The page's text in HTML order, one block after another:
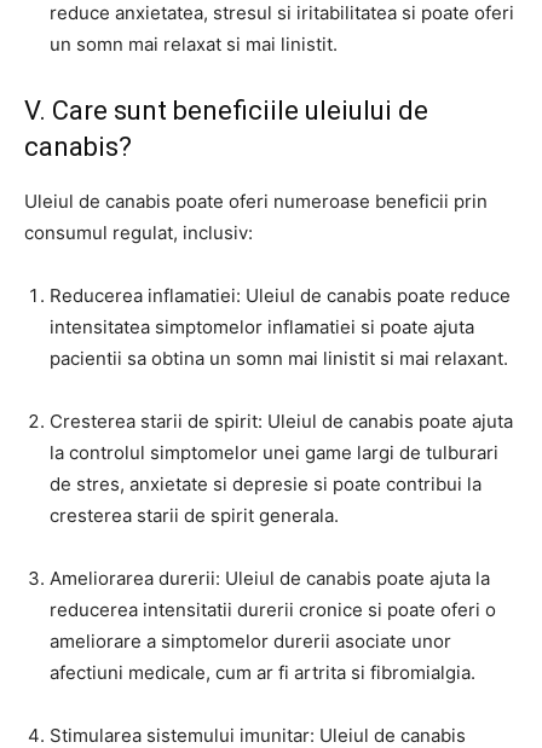
reduce anxietatea, stresul si iritabilitatea si poate oferi
un somn mai relaxat si mai linistit.
V. Care sunt beneficiile uleiului de
canabis?
Uleiul de canabis poate oferi numeroase beneficii prin
consumul regulat, inclusiv:
Reducerea inflamatiei: Uleiul de canabis poate reduce
intensitatea simptomelor inflamatiei si poate ajuta
pacientii sa obtina un somn mai linistit si mai relaxant.
Cresterea starii de spirit: Uleiul de canabis poate ajuta
la controlul simptomelor unei game largi de tulburari
de stres, anxietate si depresie si poate contribui la
cresterea starii de spirit generala.
Ameliorarea durerii: Uleiul de canabis poate ajuta la
reducerea intensitatii durerii cronice si poate oferi o
ameliorare a simptomelor durerii asociate unor
afectiuni medicale, cum ar fi artrita si fibromialgia.
Stimularea sistemului imunitar: Uleiul de canabis